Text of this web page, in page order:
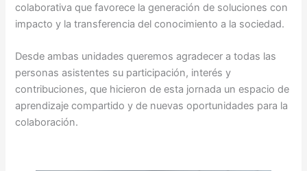
colaborativa que favorece la generación de soluciones con
impacto y la transferencia del conocimiento a la sociedad.
Desde ambas unidades queremos agradecer a todas las
personas asistentes su participación, interés y
contribuciones, que hicieron de esta jornada un espacio de
aprendizaje compartido y de nuevas oportunidades para la
colaboración.